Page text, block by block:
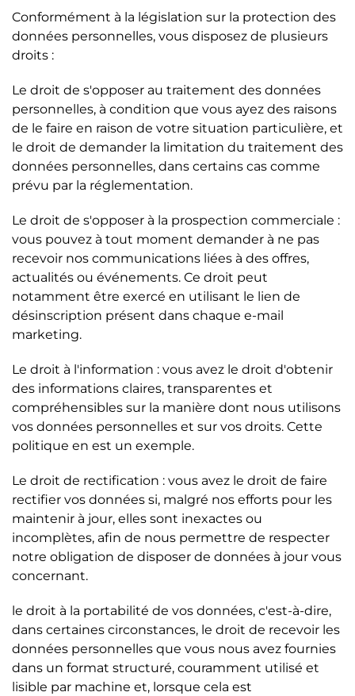
Conformément à la législation sur la protection des
données personnelles, vous disposez de plusieurs
droits :
Le droit de s'opposer au traitement des données
personnelles, à condition que vous ayez des raisons
de le faire en raison de votre situation particulière, et
le droit de demander la limitation du traitement des
données personnelles, dans certains cas comme
prévu par la réglementation.
Le droit de s'opposer à la prospection commerciale :
vous pouvez à tout moment demander à ne pas
recevoir nos communications liées à des offres,
actualités ou événements. Ce droit peut
notamment être exercé en utilisant le lien de
désinscription présent dans chaque e-mail
marketing.
Le droit à l'information : vous avez le droit d'obtenir
des informations claires, transparentes et
compréhensibles sur la manière dont nous utilisons
vos données personnelles et sur vos droits. Cette
politique en est un exemple.
Le droit de rectification : vous avez le droit de faire
rectifier vos données si, malgré nos efforts pour les
maintenir à jour, elles sont inexactes ou
incomplètes, afin de nous permettre de respecter
notre obligation de disposer de données à jour vous
concernant.
le droit à la portabilité de vos données, c'est-à-dire,
dans certaines circonstances, le droit de recevoir les
données personnelles que vous nous avez fournies
dans un format structuré, couramment utilisé et
lisible par machine et, lorsque cela est